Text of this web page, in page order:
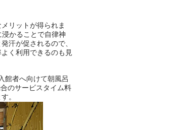
リットが得られま
かることで自律神
汗が促されるので、
く利用できるのも見
館者へ向けて朝風呂
のサービスタイム料
。